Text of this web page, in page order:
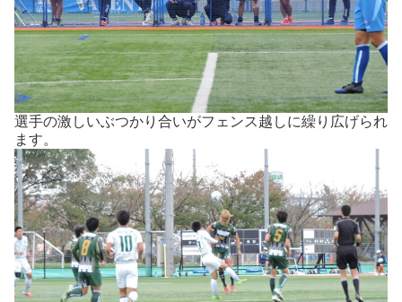
選手の激しいぶつかり合いがフェンス越しに繰り広げられ
ます。